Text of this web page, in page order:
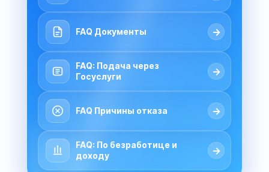
FAQ Документы →
FAQ: Подача через
Госуслуги
→
FAQ Причины отказа →
FAQ: По безработице и
доходу
→